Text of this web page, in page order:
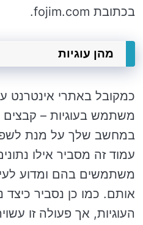
בכתובת fojim.com.
מהן עוגיות
כמקובל באתרי אינטרנט
משתמש בעוגיות –
במחשב שלך על מנת
עמוד זה מסביר אילו
משתמשים בהם ומדוע
אותם. כמו כן נסביר
העוגיות, אך פעולה זו